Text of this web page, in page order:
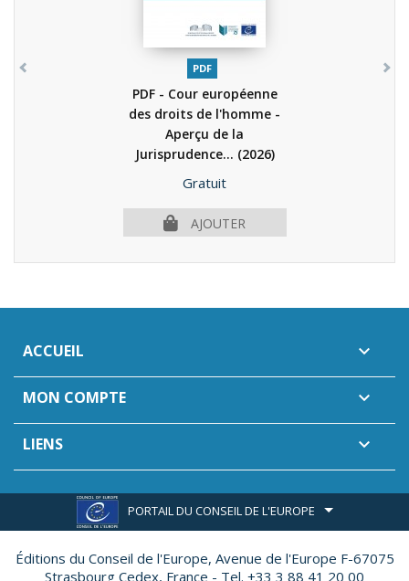
PDF
PDF - Cour européenne
des droits de l'homme -
Aperçu de la
Jurisprudence... (2026)
Prix
Gratuit
AJOUTER
ACCUEIL 
MON COMPTE 
LIENS 
PORTAIL DU CONSEIL DE L'EUROPE
Éditions du Conseil de l'Europe, Avenue de l'Europe F-67075
Strasbourg Cedex, France - Tel. +33 3 88 41 20 00